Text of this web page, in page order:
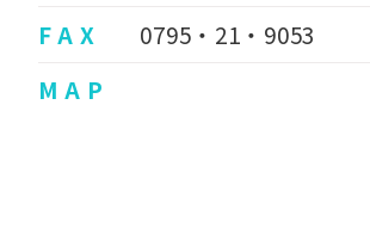
F A X
0795・21・9053
M A P